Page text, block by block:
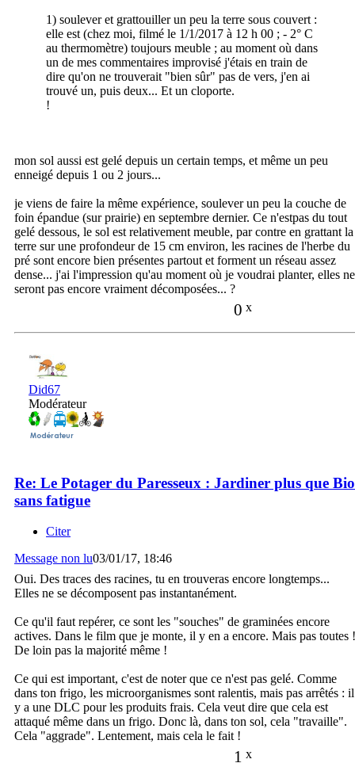
1) soulever et grattouiller un peu la terre sous couvert :
elle est (chez moi, filmé le 1/1/2017 à 12 h 00 ; - 2° C
au thermomètre) toujours meuble ; au moment où dans
un de mes commentaires improvisé j'étais en train de
dire qu'on ne trouverait "bien sûr" pas de vers, j'en ai
trouvé un, puis deux... Et un cloporte.
!
mon sol aussi est gelé depuis un certain temps, et même un peu
enneigé depuis 1 ou 2 jours...
je viens de faire la même expérience, soulever un peu la couche de
foin épandue (sur prairie) en septembre dernier. Ce n'estpas du tout
gelé dessous, le sol est relativement meuble, par contre en grattant la
terre sur une profondeur de 15 cm environ, les racines de l'herbe du
pré sont encore bien présentes partout et forment un réseau assez
dense... j'ai l'impression qu'au moment où je voudrai planter, elles ne
seront pas encore vraiment décomposées... ?
0 x
Did67
Modérateur
Re: Le Potager du Paresseux : Jardiner plus que Bio
sans fatigue
Citer
Message non lu03/01/17, 18:46
Oui. Des traces des racines, tu en trouveras encore longtemps...
Elles ne se décomposent pas instantanément.
Ce qu'il faut repérer, ce sont les "souches" de graminées encore
actives. Dans le film que je monte, il y en a encore. Mais pas toutes !
De loin pas la majorité même !
Ce qui est important, c'est de noter que ce n'est pas gelé. Comme
dans ton frigo, les microorganismes sont ralentis, mais pas arrêtés : il
y a une DLC pour les produits frais. Cela veut dire que cela est
attaqué même dans un frigo. Donc là, dans ton sol, cela "travaille".
Cela "aggrade". Lentement, mais cela le fait !
1 x